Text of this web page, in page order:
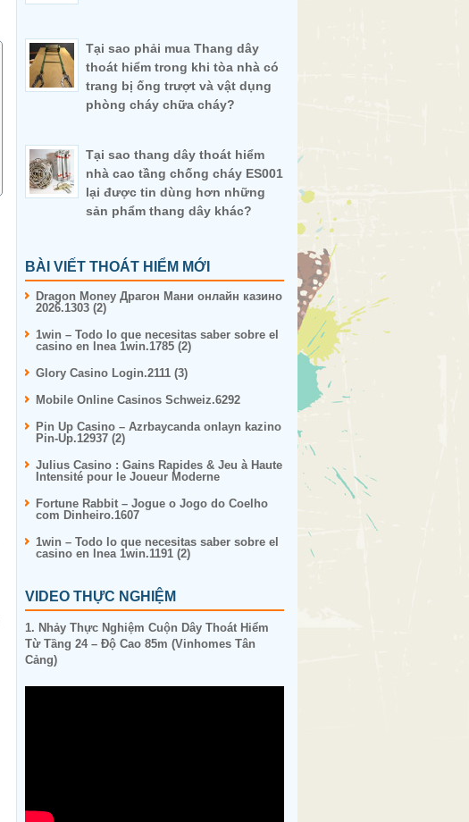
Tại sao phải mua Thang dây
thoát hiểm trong khi tòa nhà có
trang bị ống trượt và vật dụng
phòng cháy chữa cháy?
Tại sao thang dây thoát hiểm
nhà cao tầng chống cháy ES001
lại được tin dùng hơn những
sản phẩm thang dây khác?
BÀI VIẾT THOÁT HIỂM MỚI
Dragon Money Драгон Мани онлайн казино
2026.1303 (2)
1win – Todo lo que necesitas saber sobre el
casino en lnea 1win.1785 (2)
Glory Casino Login.2111 (3)
Mobile Online Casinos Schweiz.6292
Pin Up Casino – Azrbaycanda onlayn kazino
Pin-Up.12937 (2)
Julius Casino : Gains Rapides & Jeu à Haute
Intensité pour le Joueur Moderne
Fortune Rabbit – Jogue o Jogo do Coelho
com Dinheiro.1607
1win – Todo lo que necesitas saber sobre el
casino en lnea 1win.1191 (2)
VIDEO THỰC NGHIỆM
1. Nhảy Thực Nghiệm Cuộn Dây Thoát Hiểm
Từ Tầng 24 – Độ Cao 85m (Vinhomes Tân
Cảng)